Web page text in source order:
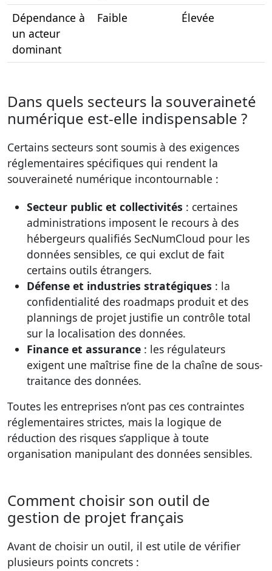
Dépendance à
un acteur
dominant
Faible Élevée
Dans quels secteurs la souveraineté
numérique est-elle indispensable ?
Certains secteurs sont soumis à des exigences
réglementaires spécifiques qui rendent la
souveraineté numérique incontournable :
Secteur public et collectivités : certaines
administrations imposent le recours à des
hébergeurs qualifiés SecNumCloud pour les
données sensibles, ce qui exclut de fait
certains outils étrangers.
Défense et industries stratégiques : la
confidentialité des roadmaps produit et des
plannings de projet justifie un contrôle total
sur la localisation des données.
Finance et assurance : les régulateurs
exigent une maîtrise fine de la chaîne de sous-
traitance des données.
Toutes les entreprises n’ont pas ces contraintes
réglementaires strictes, mais la logique de
réduction des risques s’applique à toute
organisation manipulant des données sensibles.
Comment choisir son outil de
gestion de projet français
Avant de choisir un outil, il est utile de vérifier
plusieurs points concrets :